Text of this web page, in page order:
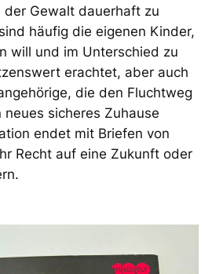
der Gewalt dauerhaft zu
häufig die eigenen Kinder,
will und im Unterschied zu
erachtet, aber auch
die den Fluchtweg
sicheres Zuhause
endet mit Briefen von
Recht auf eine Zukunft oder